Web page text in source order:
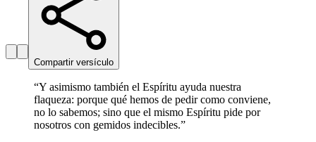
Compartir versículo
“Y asimismo también el Espíritu ayuda nuestra
flaqueza: porque qué hemos de pedir como conviene,
no lo sabemos; sino que el mismo Espíritu pide por
nosotros con gemidos indecibles.”